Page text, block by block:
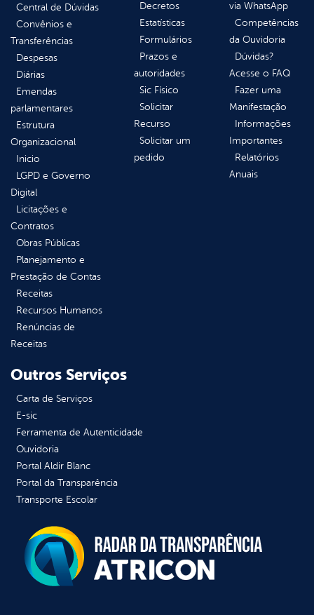
Central de Dúvidas
Convênios e
Transferências
Despesas
Diárias
Emendas
parlamentares
Estrutura
Organizacional
Inicio
LGPD e Governo
Digital
Licitações e
Contratos
Obras Públicas
Planejamento e
Prestação de Contas
Receitas
Recursos Humanos
Renúncias de
Receitas
Decretos
Estatísticas
Formulários
Prazos e
autoridades
Sic Físico
Solicitar
Recurso
Solicitar um
pedido
via WhatsApp
Competências
da Ouvidoria
Dúvidas?
Acesse o FAQ
Fazer uma
Manifestação
Informações
Importantes
Relatórios
Anuais
Outros Serviços
Carta de Serviços
E-sic
Ferramenta de Autenticidade
Ouvidoria
Portal Aldir Blanc
Portal da Transparência
Transporte Escolar